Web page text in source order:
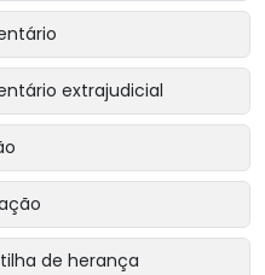
extrajudicial
de herança